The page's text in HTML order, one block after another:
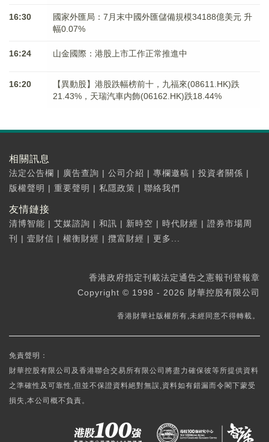
16:30
國家外匯局：7月末中國外匯儲備規模34188億美元 升
幅0.07%
16:24 山金國際：港股上市工作正常推進中
16:20
【異動股】港股跌幅榜前十，九福來(08611.HK)跌
21.43%，天瑞汽車内飾(06162.HK)跌18.44%
相關訊息
法定公告欄 | 廣告查詢 | 公司介紹 | 專欄邀稿 | 投資者關係 |
版權聲明 | 重要聲明 | 私隱政策 | 聯絡我們
友情鏈接
清博智能 | 艾媒諮詢 | 和訊 | 新時空 | 時代財經 | 證券市場周
刊
| 壹財信 | 權衡財經 | 攬富財經 | 更多...
香港政府指定刊載法定通告之憲報刊登報章
Copyright © 1998 - 2026 財華控股有限公司
香港財華社版權所有,未經同意不得轉載。
免責聲明：
財華控股有限公司及香港聯合交易所有限公司將盡力確保彼等所提供資料
之準確性及可靠性,但並不保證資料絕對無誤,資料如有錯漏而令閣下蒙受
損失,本公司概不負責。